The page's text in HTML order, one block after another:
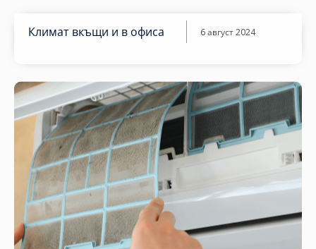
Климат вкъщи и в офиса 6 август 2024